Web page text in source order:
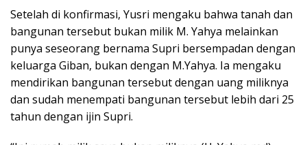
Setelah di konfirmasi, Yusri mengaku bahwa tanah dan
bangunan tersebut bukan milik M. Yahya melainkan
punya seseorang bernama Supri bersempadan dengan
keluarga Giban, bukan dengan M.Yahya. Ia mengaku
mendirikan bangunan tersebut dengan uang miliknya
dan sudah menempati bangunan tersebut lebih dari 25
tahun dengan ijin Supri.